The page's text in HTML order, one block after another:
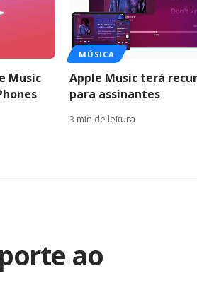
Music
MÚSICA
Apple Music terá
para assinantes
3 min de leitura
ao